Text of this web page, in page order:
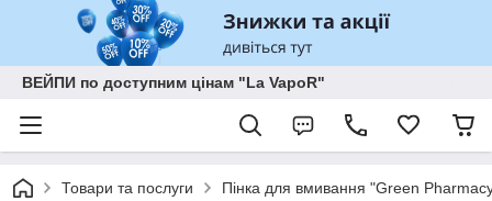
ВЕЙПИ по доступним цінам "La VapoR"
Товари та послуги Пінка для вмивання "Green